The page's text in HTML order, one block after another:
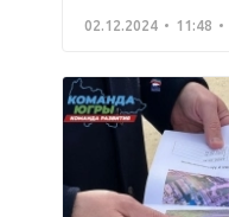
02.12.2024 11:48